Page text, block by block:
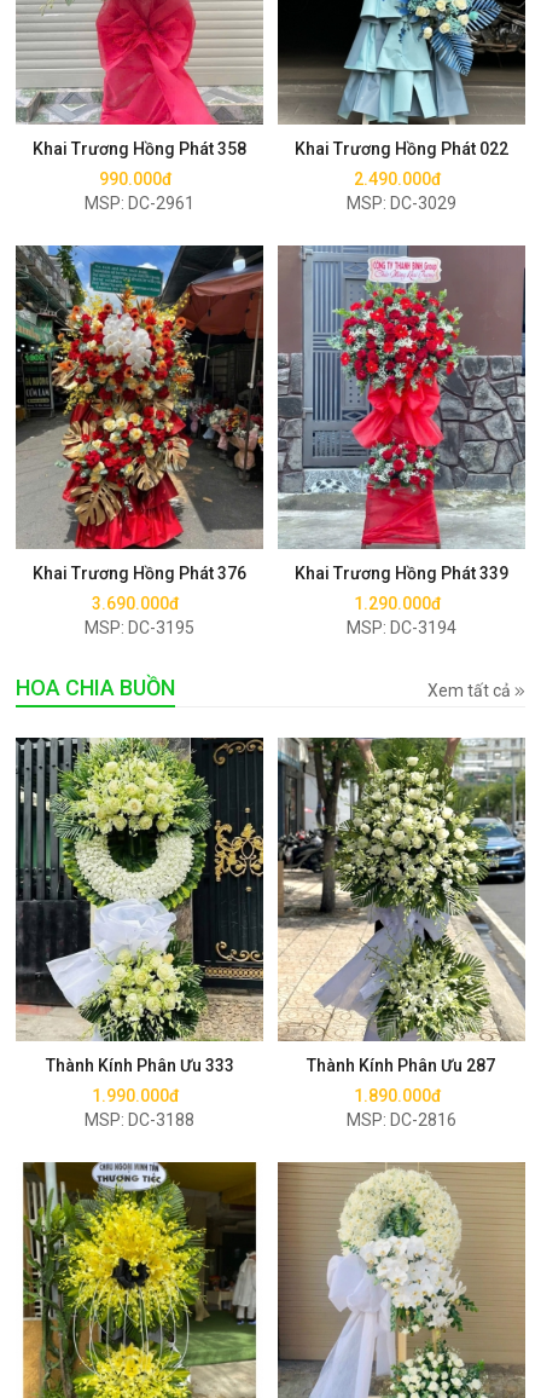
Khai Trương Hồng Phát 358
990.000đ
MSP: DC-2961
Mua ngay
Khai Trương Hồng Phát 022
2.490.000đ
MSP: DC-3029
Mua ngay
Khai Trương Hồng Phát 376
3.690.000đ
MSP: DC-3195
Mua ngay
Khai Trương Hồng Phát 339
1.290.000đ
MSP: DC-3194
Mua ngay
HOA CHIA BUỒN Xem tất cả
Thành Kính Phân Ưu 333
1.990.000đ
MSP: DC-3188
Mua ngay
Thành Kính Phân Ưu 287
1.890.000đ
MSP: DC-2816
Mua ngay